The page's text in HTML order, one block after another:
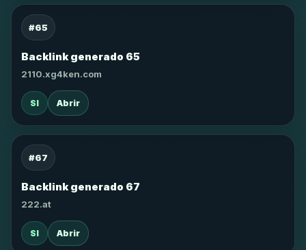
#65
Backlink generado 65
2110.xg4ken.com
SI Abrir
#67
Backlink generado 67
222.at
SI Abrir